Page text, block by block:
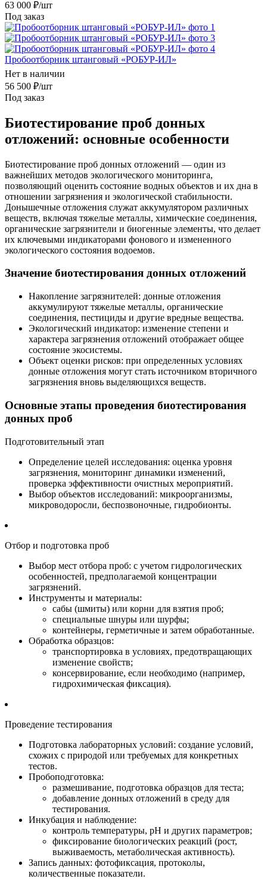
63 000 ₽/шт
Под заказ
Пробоотборник штанговый «РОБУР-ИЛ»
Нет в наличии
56 500 ₽/шт
Под заказ
Биотестирование проб донных
отложений: основные особенности
Биотестирование проб донных отложений — один из
важнейших методов экологического мониторинга,
позволяющий оценить состояние водных объектов и их дна в
отношении загрязнения и экологической стабильности.
Донышечные отложения служат аккумулятором различных
веществ, включая тяжелые металлы, химические соединения,
органические загрязнители и биогенные элементы, что делает
их ключевыми индикаторами фонового и измененного
экологического состояния водоемов.
Значение биотестирования донных отложений
Накопление загрязнителей: донные отложения
аккумулируют тяжелые металлы, органические
соединения, пестициды и другие вредные вещества.
Экологический индикатор: изменение степени и
характера загрязнения отложений отображает общее
состояние экосистемы.
Объект оценки рисков: при определенных условиях
донные отложения могут стать источником вторичного
загрязнения вновь выделяющихся веществ.
Основные этапы проведения биотестирования
донных проб
Подготовительный этап
Определение целей исследования: оценка уровня
загрязнения, мониторинг динамики изменений,
проверка эффективности очистных мероприятий.
Выбор объектов исследований: микроорганизмы,
микроводоросли, беспозвоночные, гидробионты.
Отбор и подготовка проб
Выбор мест отбора проб: с учетом гидрологических
особенностей, предполагаемой концентрации
загрязнений.
Инструменты и материалы:
сабы (шмиты) или корни для взятия проб;
специальные шнуры или шурфы;
контейнеры, герметичные и затем обработанные.
Обработка образцов:
транспортировка в условиях, предотвращающих
изменение свойств;
консервирование, если необходимо (например,
гидрохимическая фиксация).
Проведение тестирования
Подготовка лабораторных условий: создание условий,
схожих с природой или требуемых для конкретных
тестов.
Пробоподготовка:
размешивание, подготовка образцов для теста;
добавление донных отложений в среду для
тестирования.
Инкубация и наблюдение:
контроль температуры, pH и других параметров;
фиксирование биологических реакций (рост,
выживаемость, метаболическая активность).
Запись данных: фотофиксация, протоколы,
количественные показатели.